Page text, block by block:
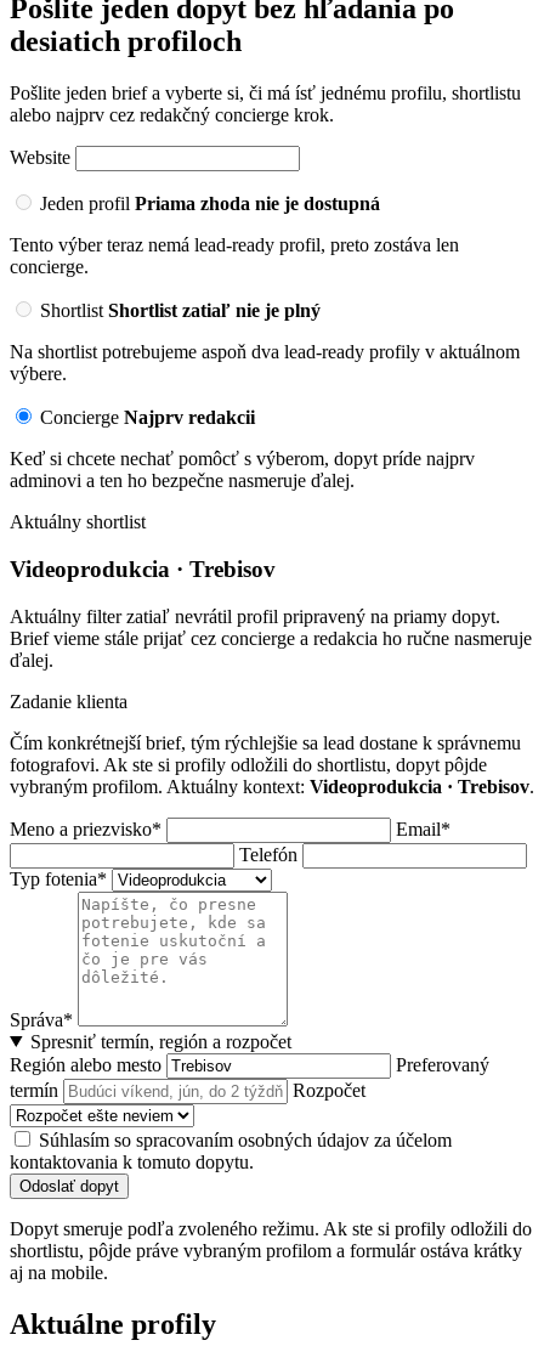
Pošlite jeden dopyt bez hľadania po
desiatich profiloch
Pošlite jeden brief a vyberte si, či má ísť jednému profilu, shortlistu
alebo najprv cez redakčný concierge krok.
Website
Jeden profil Priama zhoda nie je dostupná
Tento výber teraz nemá lead-ready profil, preto zostáva len
concierge.
Shortlist Shortlist zatiaľ nie je plný
Na shortlist potrebujeme aspoň dva lead-ready profily v aktuálnom
výbere.
Concierge Najprv redakcii
Keď si chcete nechať pomôcť s výberom, dopyt príde najprv
adminovi a ten ho bezpečne nasmeruje ďalej.
Aktuálny shortlist
Videoprodukcia · Trebisov
Aktuálny filter zatiaľ nevrátil profil pripravený na priamy dopyt.
Brief vieme stále prijať cez concierge a redakcia ho ručne nasmeruje
ďalej.
Zadanie klienta
Čím konkrétnejší brief, tým rýchlejšie sa lead dostane k správnemu
fotografovi. Ak ste si profily odložili do shortlistu, dopyt pôjde
vybraným profilom. Aktuálny kontext: Videoprodukcia · Trebisov.
Meno a priezvisko*
Email*
Telefón
Typ fotenia*
Správa*
Spresniť termín, región a rozpočet
Región alebo mesto
Preferovaný
termín
Rozpočet
Súhlasím so spracovaním osobných údajov za účelom
kontaktovania k tomuto dopytu.
Odoslať dopyt
Dopyt smeruje podľa zvoleného režimu. Ak ste si profily odložili do
shortlistu, pôjde práve vybraným profilom a formulár ostáva krátky
aj na mobile.
Aktuálne profily